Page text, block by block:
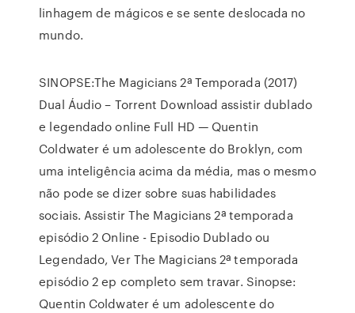
linhagem de mágicos e se sente deslocada no
mundo.
SINOPSE:The Magicians 2ª Temporada (2017)
Dual Áudio – Torrent Download assistir dublado
e legendado online Full HD — Quentin
Coldwater é um adolescente do Broklyn, com
uma inteligência acima da média, mas o mesmo
não pode se dizer sobre suas habilidades
sociais. Assistir The Magicians 2ª temporada
episódio 2 Online - Episodio Dublado ou
Legendado, Ver The Magicians 2ª temporada
episódio 2 ep completo sem travar. Sinopse:
Quentin Coldwater é um adolescente do